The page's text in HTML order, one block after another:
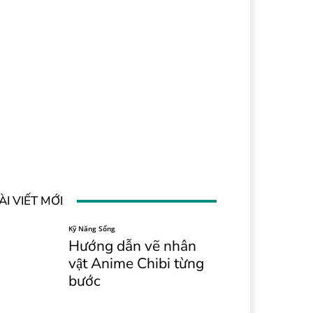
VIẾT MỚI
Kỹ Năng Sống
Hướng dẫn vẽ nhân
vật Anime Chibi từng
bước